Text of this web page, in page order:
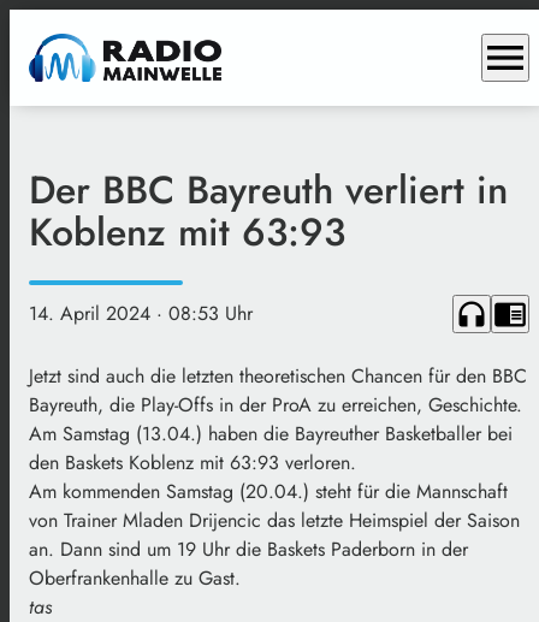
menu
Der BBC Bayreuth verliert in
Koblenz mit 63:93
14. April 2024 · 08:53 Uhr headphones chrome_reader_mode
Jetzt sind auch die letzten theoretischen Chancen für den BBC
Bayreuth, die Play-Offs in der ProA zu erreichen, Geschichte.
Am Samstag (13.04.) haben die Bayreuther Basketballer bei
den Baskets Koblenz mit 63:93 verloren.
Am kommenden Samstag (20.04.) steht für die Mannschaft
von Trainer Mladen Drijencic das letzte Heimspiel der Saison
an. Dann sind um 19 Uhr die Baskets Paderborn in der
Oberfrankenhalle zu Gast.
tas